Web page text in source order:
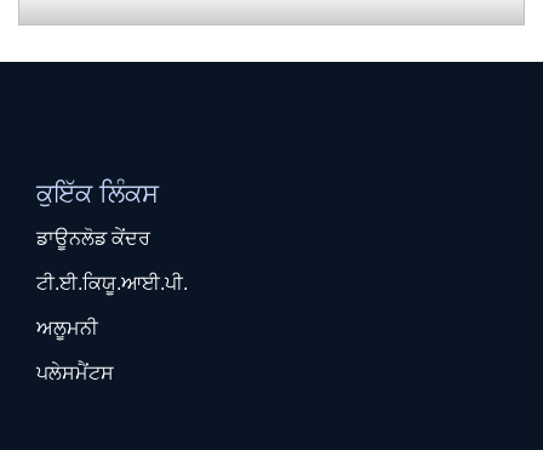
ਕੁਇੱਕ ਲਿੰਕਸ
ਡਾਊਨਲੋਡ ਕੇਂਦਰ
ਟੀ.ਈ.ਕਿਯੂ.ਆਈ.ਪੀ.
ਅਲੂਮਨੀ
ਪਲੇਸਮੈਂਟਸ